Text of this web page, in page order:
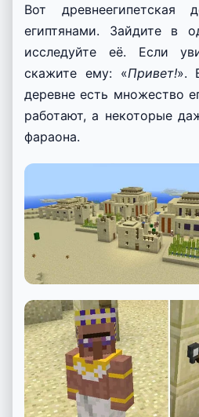
Вот древнеегипетская
египтянами. Зайдите в
исследуйте её. Если
скажите ему: «Привет!».
деревне есть множество
работают, а некоторые
фараона.